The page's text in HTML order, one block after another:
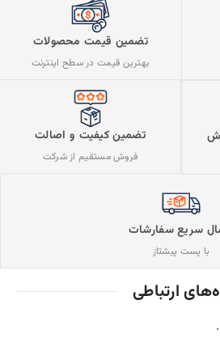
تضمین قیمت محصولات
بهترین قیمت در سطح اینترنت
تضمین کیفیت و اصالت
فروش مستقیم از شرکت
سریع سفارشات
با پست پیشتاز
ارتباطی